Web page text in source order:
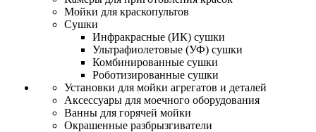
Мойки для краскопультов
Сушки
Инфракрасные (ИК) сушки
Ультрафиолетовые (УФ) сушки
Комбинированные сушки
Роботизированные сушки
Установки для мойки агрегатов и деталей
Аксессуары для моечного оборудования
Ванны для горячей мойки
Окрашенные разбрызгиватели